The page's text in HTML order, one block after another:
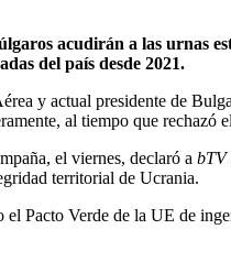
acudirán a las urnas
del país desde 2021.
y actual presidente de
al tiempo que rechazó
el viernes, declaró a bTV
territorial de Ucrania.
el Pacto Verde de la UE de